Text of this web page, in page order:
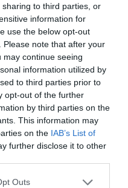
to third parties, or
information for
use the below opt-out
note that after your
continue seeing
information utilized by
to third parties prior to
opt-out of the further
by third parties on the
This information may
on the IAB’s List of
further disclose it to other
Outs
Σιγαλό, Βαγγέλη
Χρύσα Μαλιαμάνη,
Παπαλεξίου, Αντώνη
μουσικού
της ΕΛΣ
Return of the
Μπολερότου
Μορίς Ραβέλ,
Μανταφούνη , σε
καιLes Nuits d’étéτου
μουσική του
Εκτόρ